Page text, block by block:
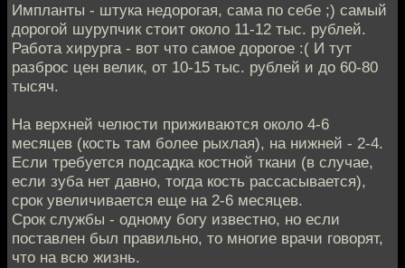
Импланты - штука недорогая, сама по себе ;) самый
дорогой шурупчик стоит около 11-12 тыс. рублей.
Работа хирурга - вот что самое дорогое :( И тут
разброс цен велик, от 10-15 тыс. рублей и до 60-80
тысяч.
На верхней челюсти приживаются около 4-6
месяцев (кость там более рыхлая), на нижней - 2-4.
Если требуется подсадка костной ткани (в случае,
если зуба нет давно, тогда кость рассасывается),
срок увеличивается еще на 2-6 месяцев.
Срок службы - одному богу известно, но если
поставлен был правильно, то многие врачи говорят,
что на всю жизнь.